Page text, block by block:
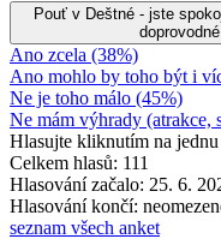
Pouť v Deštné - jste
Ano zcela (38%)
Ano mohlo by toho být i
Ne je toho málo (45%)
Ne mám výhrady (atrakce,
Hlasujte kliknutím na
Celkem hlasů: 111
Hlasování začalo: 25. 6.
Hlasování končí:
seznam všech anket